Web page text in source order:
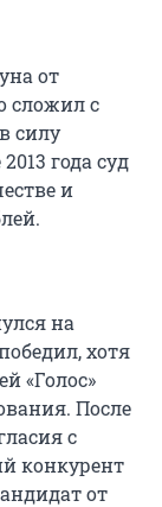
от
сложил с
силу
года суд
и
на
хотя
«Голос»
После
с
конкурент
от